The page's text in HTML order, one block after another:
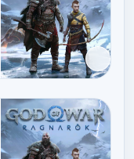
برای افزودن وارد شوید